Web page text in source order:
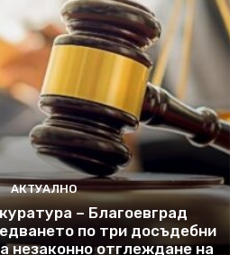
АКТУАЛНО
– Благоевград
по три досъдебни
незаконно отглеждане на